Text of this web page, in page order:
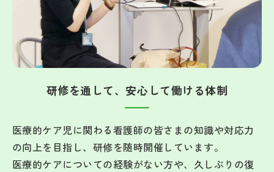
研修を通して、安心して働ける体制
医療的ケア児に関わる看護師の皆さまの知識や対応力
の向上を目指し、研修を随時開催しています。
医療的ケアについての経験がない方や、久しぶりの復